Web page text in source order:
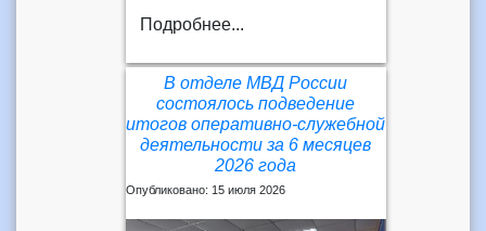
Подробнее...
В отделе МВД России
состоялось подведение
итогов оперативно-служебной
деятельности за 6 месяцев
2026 года
Опубликовано: 15 июля 2026